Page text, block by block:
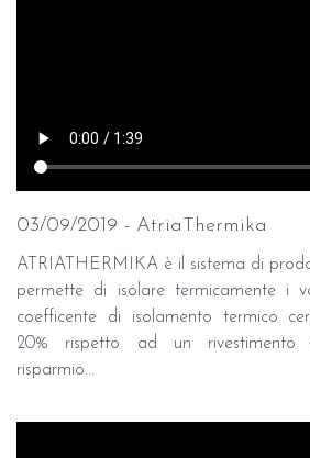
03/09/2019 - AtriaThermika
ATRIATHERMIKA è il sistema di
permette di isolare termicamente i
coefficente di isolamento termico
20% rispetto ad un rivestimento
risparmio...